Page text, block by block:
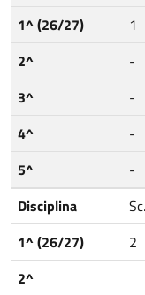
1^ (26/27)
1
2^
-
3^
-
4^
-
5^
-
Disciplina
1^ (26/27)
2
2^